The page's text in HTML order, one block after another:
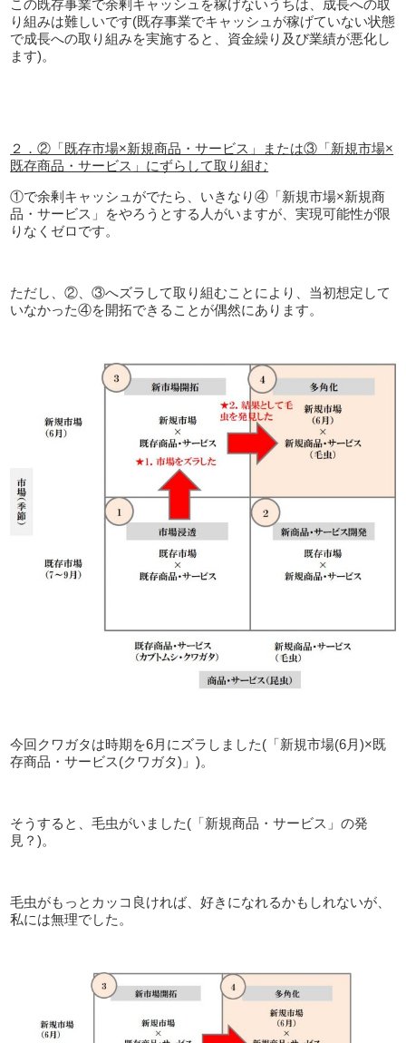
この既存事業で余剰キャッシュを稼げないうちは、成長への取
り組みは難しいです(既存事業でキャッシュが稼げていない状態
で成長への取り組みを実施すると、資金繰り及び業績が悪化し
ます)。
２．②「既存市場×新規商品・サービス」または③「新規市場×
既存商品・サービス」にずらして取り組む
①で余剰キャッシュがでたら、いきなり④「新規市場×新規商
品・サービス」をやろうとする人がいますが、実現可能性が限
りなくゼロです。
ただし、②、③へズラして取り組むことにより、当初想定して
いなかった④を開拓できることが偶然にあります。
今回クワガタは時期を6月にズラしました(「新規市場(6月)×既
存商品・サービス(クワガタ)」)。
そうすると、毛虫がいました(「新規商品・サービス」の発
見？)。
毛虫がもっとカッコ良ければ、好きになれるかもしれないが、
私には無理でした。